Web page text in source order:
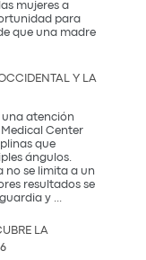
mujeres a
para
que una madre
Y LA
una atención
Center
que
ángulos.
no se limita a un
resultados se
y
LA